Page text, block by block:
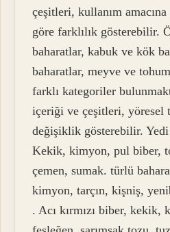
çeşitleri, kullanım
göre farklılık gösterebilir.
baharatlar, kabuk ve kök
baharatlar, meyve ve
farklı kategoriler
içeriği ve çeşitleri, yöresel
değişiklik gösterebilir.
Kekik, kimyon, pul biber,
çemen, sumak. türlü
kimyon, tarçın, kişniş,
. Acı kırmızı biber, kekik,